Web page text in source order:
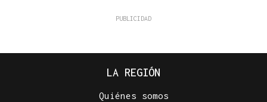
LA REGIÓN
Quiénes somos